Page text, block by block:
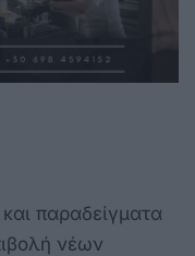
παραδείγματα
νέων